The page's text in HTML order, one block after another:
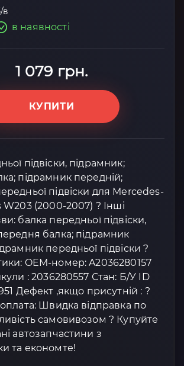
в
в наявності
1 079 грн.
КУПИТИ
підвіски, підрамник;
підрамник передній;
підвіски для Mercedes-
W203 (2000-2007) ? Інші
балка передньої підвіски,
балка; підрамник
передньої підвіски ?
OEM-номер: A2036280157
: 2036280557 Стан: Б/У ID
Дефект ,якщо присутній : ?
Швидка відправка по
самовивозом ? Купуйте
автозапчастини з
та економте!